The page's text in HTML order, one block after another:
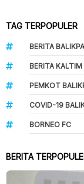
TAG TERPOPULER
BERITA
BERITA KALTIM
PEMKOT
COVID-19
BORNEO FC
BERITA